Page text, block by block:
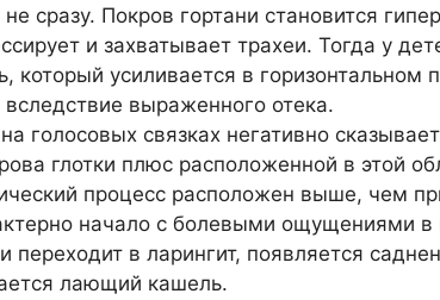
сразу. Покров гортани становится
и захватывает трахеи. Тогда у
который усиливается в горизонтальном
выраженного отека.
голосовых связках негативно
глотки плюс расположенной в этой
процесс расположен выше, чем
начало с болевыми ощущениями в
переходит в ларингит, появляется
лающий кашель.